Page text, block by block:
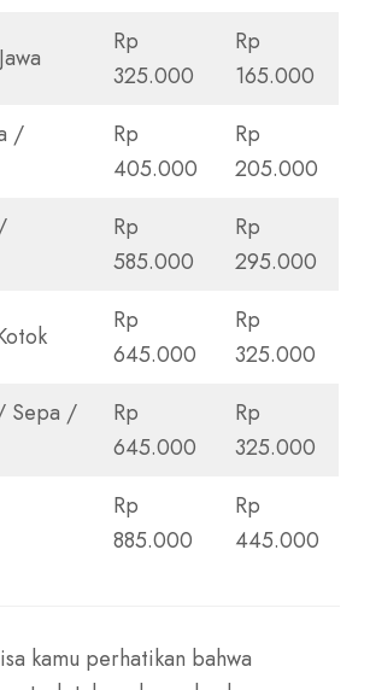
Rp
325.000
Rp
165.000
/
Rp
405.000
Rp
205.000
Rp
585.000
Rp
295.000
Rp
645.000
Rp
325.000
Sepa /
Rp
645.000
Rp
325.000
Rp
885.000
Rp
445.000
kamu perhatikan bahwa